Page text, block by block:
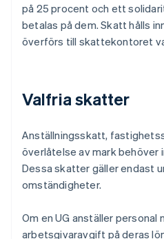
på 25 procent och ett
betalas på dem. Skatt hålls
överförs till skattekontoret
Valfria skatter
Anställningsskatt,
överlåtelse av mark behöver
Dessa skatter gäller endast
omständigheter.
Om en UG anställer personal
arbetsgivaravgift på deras